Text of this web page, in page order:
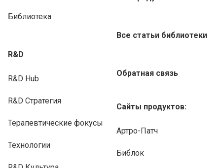
Библиотека
R&D
R&D Hub
R&D Стратегия
Терапевтические фокусы
Технологии
Все статьи библиотеки
Обратная связь
Сайты продуктов:
Артро-Патч
Библок